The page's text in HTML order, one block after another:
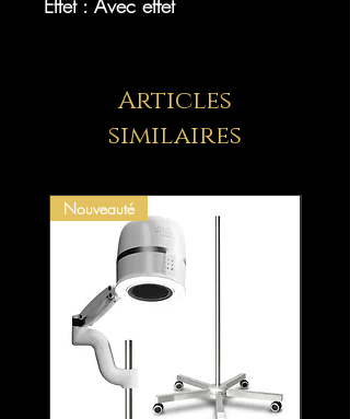
Effet : Avec effet
Articles
similaires
Nouveauté